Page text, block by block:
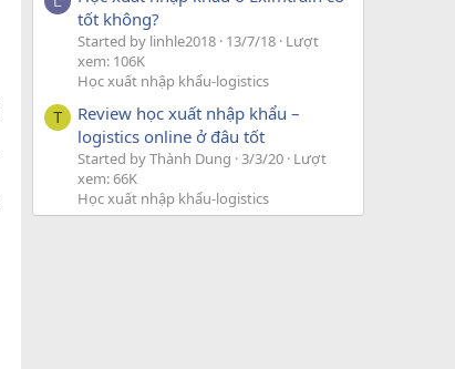
tốt không?
Started by linhle2018 13/7/18 Lượt
xem: 106K
Học xuất nhập khẩu-logistics
T
Review học xuất nhập khẩu –
logistics online ở đâu tốt
Started by Thành Dung 3/3/20 Lượt
xem: 66K
Học xuất nhập khẩu-logistics